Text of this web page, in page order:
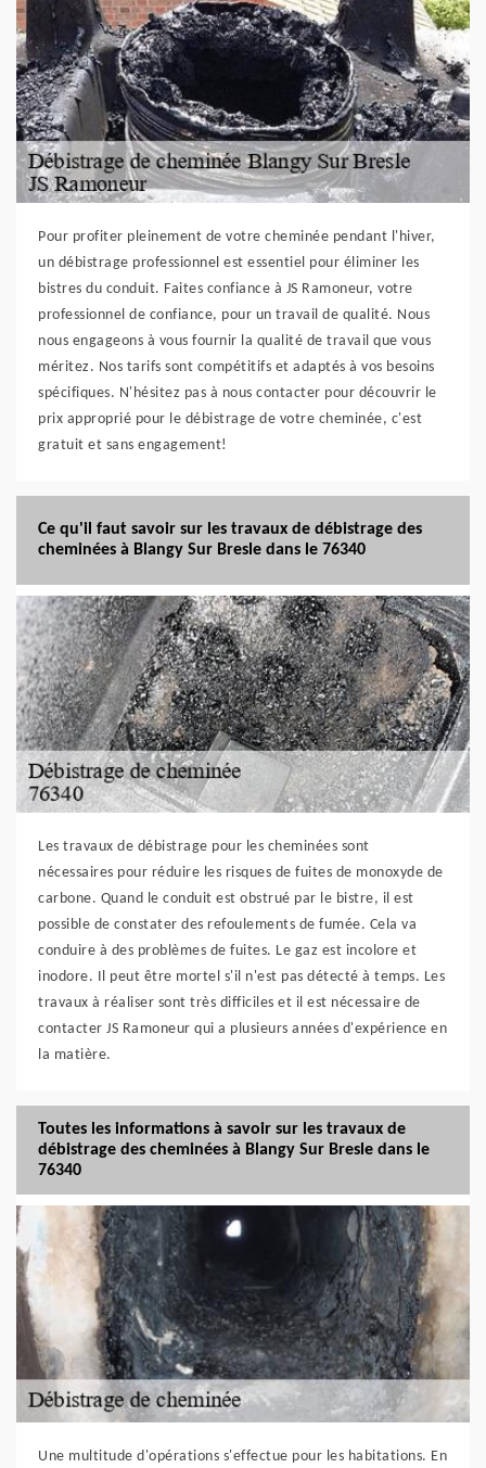
Pour profiter pleinement de votre cheminée pendant l'hiver,
un débistrage professionnel est essentiel pour éliminer les
bistres du conduit. Faites confiance à JS Ramoneur, votre
professionnel de confiance, pour un travail de qualité. Nous
nous engageons à vous fournir la qualité de travail que vous
méritez. Nos tarifs sont compétitifs et adaptés à vos besoins
spécifiques. N'hésitez pas à nous contacter pour découvrir le
prix approprié pour le débistrage de votre cheminée, c'est
gratuit et sans engagement!
Ce qu'il faut savoir sur les travaux de débistrage des
cheminées à Blangy Sur Bresle dans le 76340
Les travaux de débistrage pour les cheminées sont
nécessaires pour réduire les risques de fuites de monoxyde de
carbone. Quand le conduit est obstrué par le bistre, il est
possible de constater des refoulements de fumée. Cela va
conduire à des problèmes de fuites. Le gaz est incolore et
inodore. Il peut être mortel s'il n'est pas détecté à temps. Les
travaux à réaliser sont très difficiles et il est nécessaire de
contacter JS Ramoneur qui a plusieurs années d'expérience en
la matière.
Toutes les informations à savoir sur les travaux de
débistrage des cheminées à Blangy Sur Bresle dans le
76340
Une multitude d'opérations s'effectue pour les habitations. En